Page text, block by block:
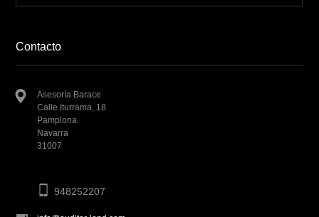
Contacto
Asesoría Barace
Calle Iturrama, 18
Pamplona
Navarra
31007
948252207